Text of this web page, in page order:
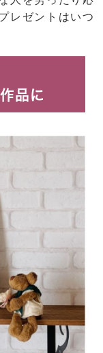
レゼントはいつ
品に